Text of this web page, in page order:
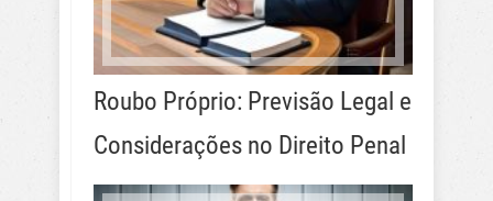
Roubo Próprio: Previsão Legal e
Considerações no Direito Penal